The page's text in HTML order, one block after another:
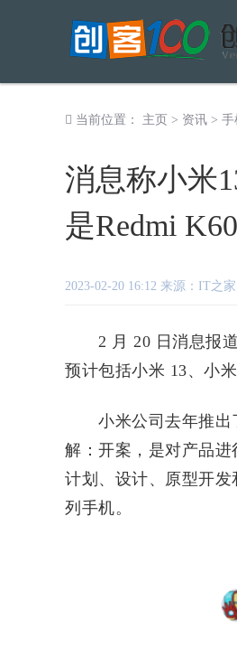
当前位置： 主页 > 资讯 > 手
消息称小米
是Redmi
2023-02-20 16:12 来源：IT之家
2 月 20 日消息报道
预计包括小米 13、小
小米公司去年推出了
解：开案，是对产品进
计划、设计、原型开
列手机。